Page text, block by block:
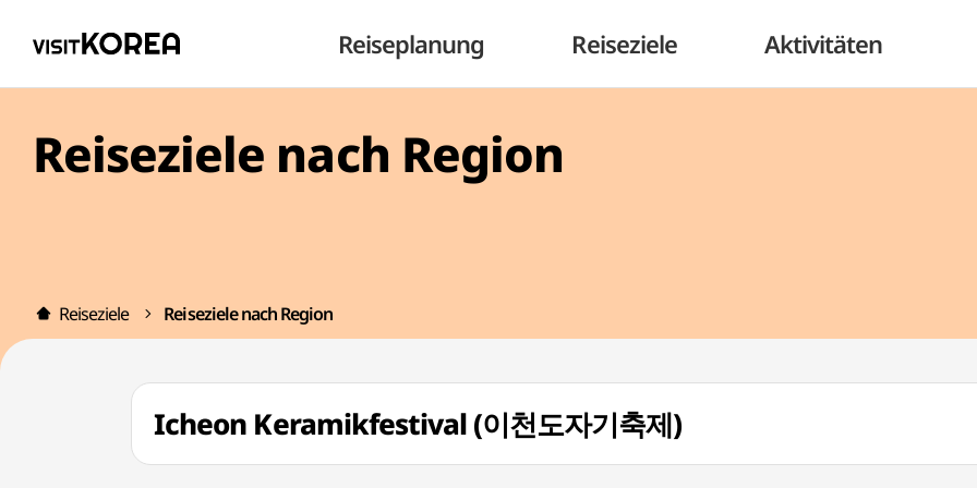
Reiseplanung Reiseziele Aktivitäten
Reiseziele nach Region
Reiseziele Reiseziele nach Region
Icheon Keramikfestival (이천도자기축제)